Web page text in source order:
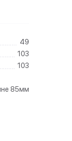
49
103
103
85мм